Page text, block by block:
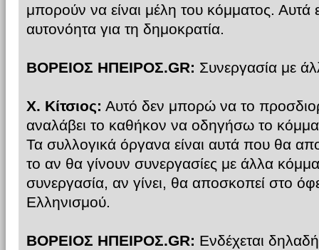
μπορούν να είναι μέλη του κόμματος. Αυτά
αυτονόητα για τη δημοκρατία.
ΒΟΡΕΙΟΣ ΗΠΕΙΡΟΣ.GR: Συνεργασία με
Χ. Κίτσιος: Αυτό δεν μπορώ να το
αναλάβει το καθήκον να οδηγήσω το κόμμα
Τα συλλογικά όργανα είναι αυτά που θα
το αν θα γίνουν συνεργασίες με άλλα
συνεργασία, αν γίνει, θα αποσκοπεί στο
Ελληνισμού.
ΒΟΡΕΙΟΣ ΗΠΕΙΡΟΣ.GR: Ενδέχεται